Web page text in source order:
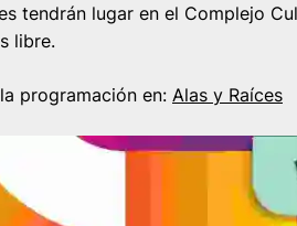
tendrán lugar en el Complejo
libre.
programación en: Alas y Raíces